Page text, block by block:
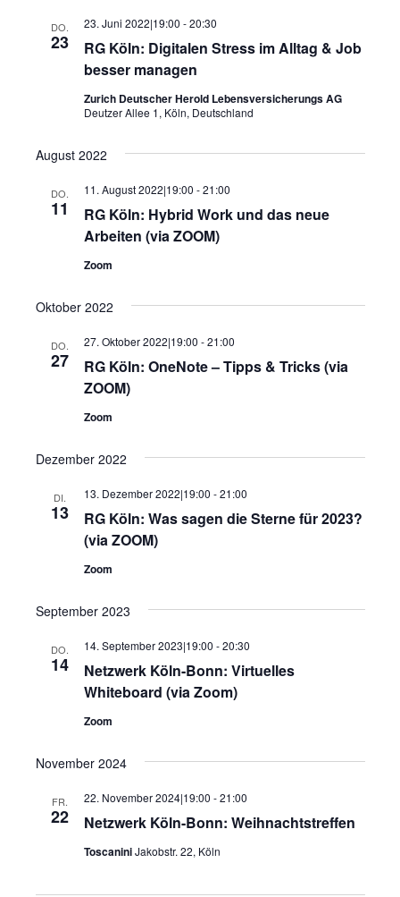
DO.
23
RG Köln: Digitalen Stress im Alltag & Job
besser managen
23. Juni 2022|19:00 -20:30
Zurich Deutscher Herold Lebensversicherungs AG
Deutzer Allee 1, Köln, Deutschland
August 2022
DO.
11
RG Köln: Hybrid Work und das neue
Arbeiten (via ZOOM)
11. August 2022|19:00 -21:00
Zoom
Oktober 2022
DO.
27
RG Köln: OneNote – Tipps & Tricks (via
ZOOM)
27. Oktober 2022|19:00 -21:00
Zoom
Dezember 2022
DI.
13
RG Köln: Was sagen die Sterne für 2023?
(via ZOOM)
13. Dezember 2022|19:00 -21:00
Zoom
September 2023
DO.
14
Netzwerk Köln-Bonn: Virtuelles
Whiteboard (via Zoom)
14. September 2023|19:00 -20:30
Zoom
November 2024
FR.
22 Netzwerk Köln-Bonn: Weihnachtstreffen
22. November 2024|19:00 -21:00
ToscaniniJakobstr. 22, Köln